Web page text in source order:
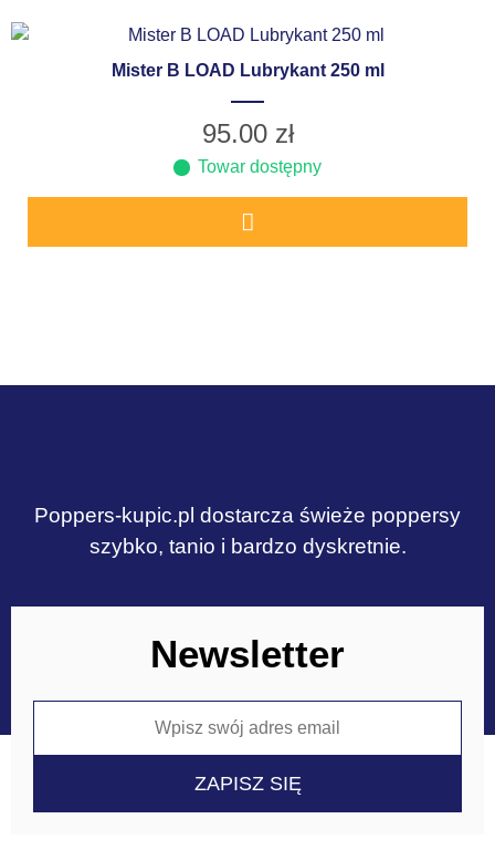
Mister B LOAD Lubrykant 250 ml
95.00 zł
Towar dostępny
Poppers-kupic.pl dostarcza świeże poppersy
szybko, tanio i bardzo dyskretnie.
Newsletter